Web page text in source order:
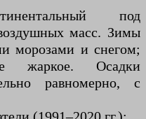
под
масс. Зимы
морозами и снегом;
жаркое. Осадки
равномерно, с